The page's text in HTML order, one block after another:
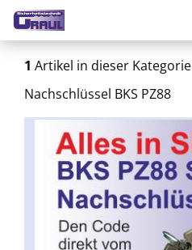
1 Artikel in dieser Kategorie
Nachschlüssel BKS PZ88